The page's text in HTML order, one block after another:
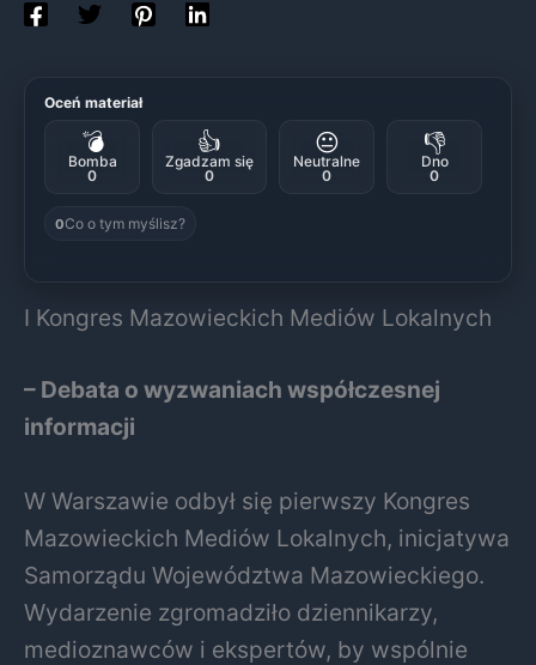
Oceń materiał
💣
Bomba
0
👍
Zgadzam się
0
😐
Neutralne
0
👎
Dno
0
0Co o tym myślisz?
I Kongres Mazowieckich Mediów Lokalnych
– Debata o wyzwaniach współczesnej
informacji
W Warszawie odbył się pierwszy Kongres
Mazowieckich Mediów Lokalnych, inicjatywa
Samorządu Województwa Mazowieckiego.
Wydarzenie zgromadziło dziennikarzy,
medioznawców i ekspertów, by wspólnie